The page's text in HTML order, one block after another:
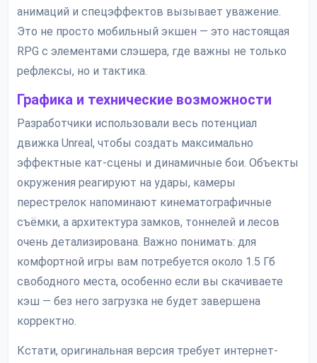
анимаций и спецэффектов вызывает уважение.
Это не просто мобильный экшен — это настоящая
RPG с элементами слэшера, где важны не только
рефлексы, но и тактика.
Графика и технические возможности
Разработчики использовали весь потенциал
движка Unreal, чтобы создать максимально
эффектные кат-сцены и динамичные бои. Объекты
окружения реагируют на удары, камеры
перестрелок напоминают кинематографичные
съёмки, а архитектура замков, тоннелей и лесов
очень детализирована. Важно понимать: для
комфортной игры вам потребуется около 1.5 Гб
свободного места, особенно если вы скачиваете
кэш — без него загрузка не будет завершена
корректно.
Кстати, оригинальная версия требует интернет-